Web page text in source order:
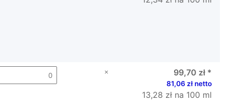
× 99,70 zł *
81,06 zł netto
13,28 zł na 100 ml